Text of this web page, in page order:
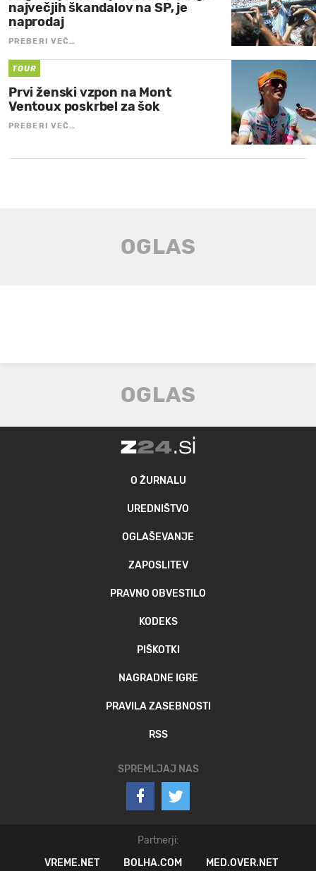
največjih škandalov na SP, je
naprodaj
PREBERI VEČ…
TOUR
Prvi ženski vzpon na Mont
Ventoux poskrbel za šok
PREBERI VEČ…
O ŽURNALU
UREDNIŠTVO
OGLAŠEVANJE
ZAPOSLITEV
PRAVNO OBVESTILO
KODEKS
PIŠKOTKI
NAGRADNE IGRE
PRAVILA ZASEBNOSTI
RSS
SPREMLJAJ NAS
Partnerji:
VREME.NET
BOLHA.COM MED.OVER.NET